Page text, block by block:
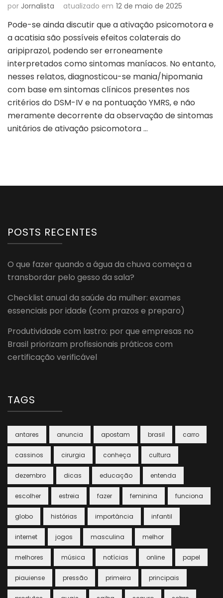
por Jornalista atualizado em 12 de maio de 2025
Pode-se ainda discutir que a ativação psicomotora e
a acatisia são possíveis efeitos colaterais do
aripiprazol, podendo ser erroneamente
interpretados como sintomas maníacos. No entanto,
nesses relatos, diagnosticou-se mania/hipomania
com base em sintomas clínicos presentes nos
critérios do DSM-IV e na pontuação YMRS, e não
meramente decorrente da observação de sintomas
unitários de ativação psicomotora …
POSTS RECENTES
O que fazer quando a água da chuva começa a
transbordar pelo gesso da sala?
Checklist anual da saúde da mulher: exames
essenciais por idade (com prazos e preparo)
Produtividade com lastro: por que empresas no
Brasil priorizam profissionais práticos com
certificação verificável
TAGS
antares anuncia apostam brasil carro
cassinos cirurgia conheça cultura
dezembro dicas educação entenda
escolher estreia fazer feminina funciona
globo histórias importância infantil
internet jogos masculina melhor
melhores música notícias online papel
piauiense pressão primeira principais